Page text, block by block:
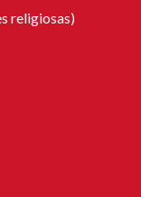
religiosas)